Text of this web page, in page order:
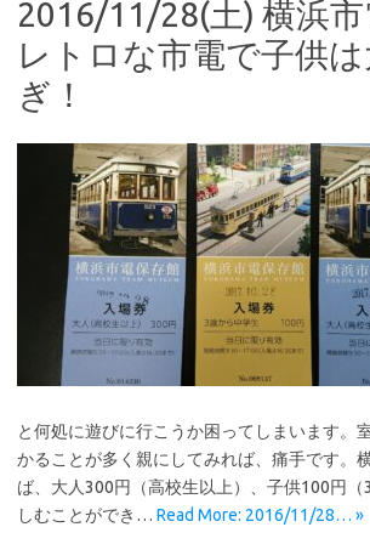
2016/11/28(土) 横浜
レトロな市電で子供
ぎ！
と何処に遊びに行こうか困ってしまいます。
かることが多く親にしてみれば、痛手です。
ば、大人300円（高校生以上）、子供100円（
しむことができ… Read More: 2016/11/28… »